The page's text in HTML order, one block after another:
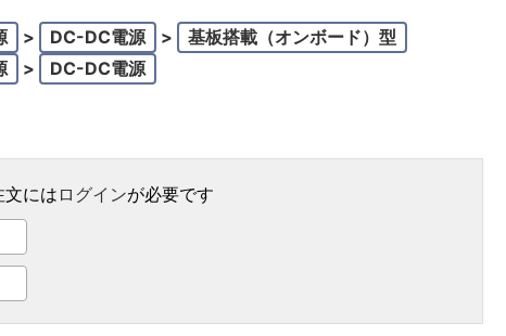
> DC-DC電源 >
基板搭載（オンボード）型
> DC-DC電源
にはログインが必要です